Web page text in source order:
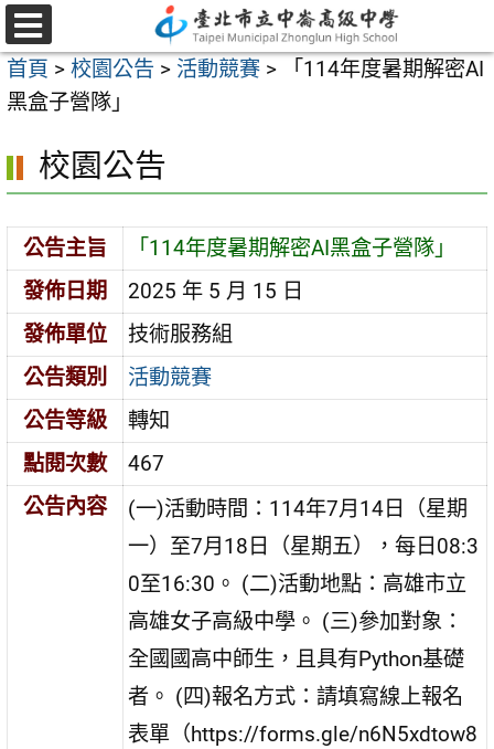
跳
至
主
要
容
選
單
首頁 > 校園公告 > 活動競賽 >
「114年度暑期解密AI
黑盒子營隊」
校園公告
公告主旨
「114年度暑期解密AI黑盒子營隊」
發佈日期
2025 年 5 月 15 日
發佈單位
技術服務組
公告類別
活動競賽
公告等級
轉知
點閱次數
467
公告內容
(一)活動時間：114年7月14日（星期
一）至7月18日（星期五），每日08:3
0至16:30。 (二)活動地點：高雄市立
高雄女子高級中學。 (三)參加對象：
全國國高中師生，且具有Python基礎
者。 (四)報名方式：請填寫線上報名
表單（https://forms.gle/n6N5xdtow8